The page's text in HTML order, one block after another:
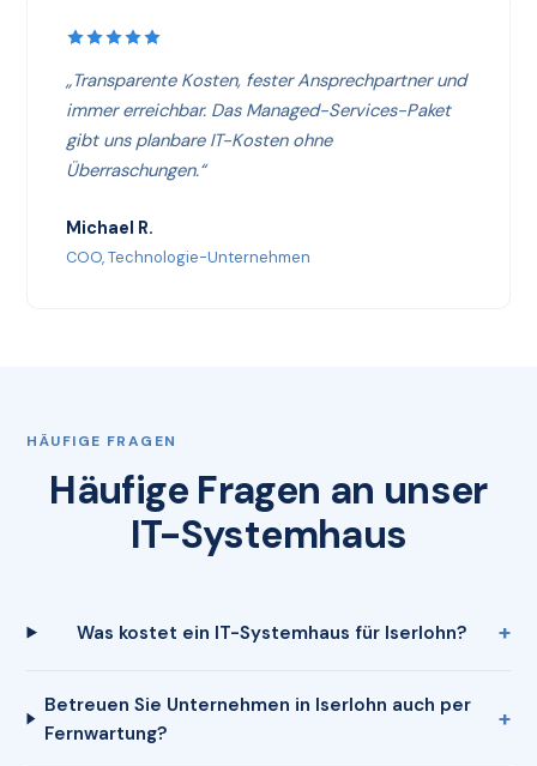
„Transparente Kosten, fester Ansprechpartner und
immer erreichbar. Das Managed-Services-Paket
gibt uns planbare IT-Kosten ohne
Überraschungen.“
Michael R.
COO, Technologie-Unternehmen
HÄUFIGE FRAGEN
Häufige Fragen an unser
IT-Systemhaus
Was kostet ein IT-Systemhaus für Iserlohn?
Betreuen Sie Unternehmen in Iserlohn auch per
Fernwartung?